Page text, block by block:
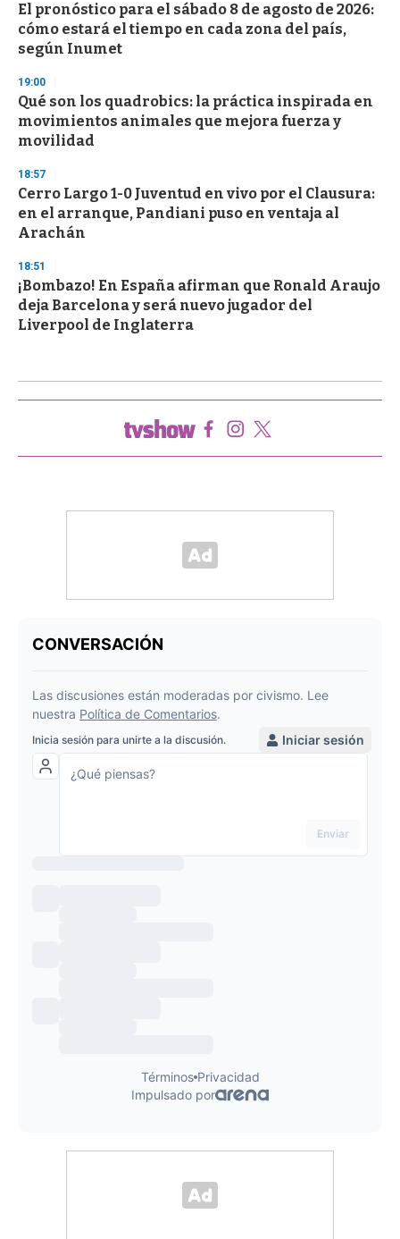
El pronóstico para el sábado 8 de agosto de 2026:
cómo estará el tiempo en cada zona del país,
según Inumet
19:00
Qué son los quadrobics: la práctica inspirada en
movimientos animales que mejora fuerza y
movilidad
18:57
Cerro Largo 1-0 Juventud en vivo por el Clausura:
en el arranque, Pandiani puso en ventaja al
Arachán
18:51
¡Bombazo! En España afirman que Ronald Araujo
deja Barcelona y será nuevo jugador del
Liverpool de Inglaterra